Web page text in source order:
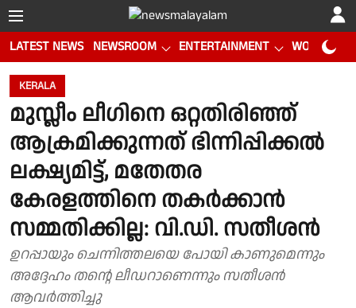
LATEST NEWS NEWSROOM ENTERTAINMENT WORLD CUP
KERALA
മുസ്ലീം ലീഗിനെ ഒറ്റതിരിഞ്ഞ്
ആക്രമിക്കുന്നത് ഭിന്നിപ്പിക്കൽ
ലക്ഷ്യമിട്ട്, മതേതര
കേരളത്തിനെ തകർക്കാൻ
സമ്മതിക്കില്ല: വി.ഡി. സതീശൻ
ഉറപ്പായും ചെന്നിത്തലയെ പോയി കാണുമെന്നും
അദ്ദേഹം തൻ്റെ ലീഡറാണെന്നും സതീശൻ
ആവർത്തിച്ചു